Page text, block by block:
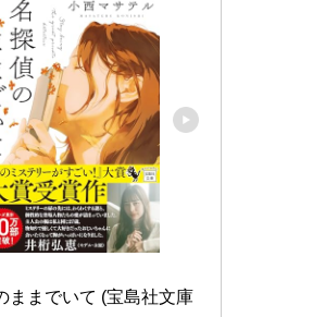
ままでいて (宝島社文庫